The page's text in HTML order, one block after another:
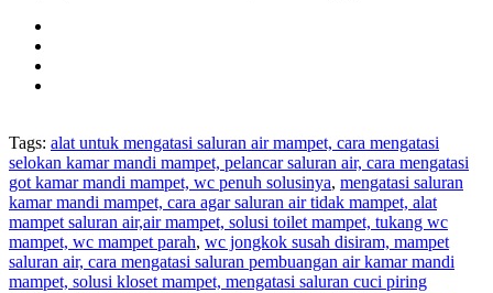
Tags: alat untuk mengatasi saluran air mampet, cara mengatasi
selokan kamar mandi mampet, pelancar saluran air, cara mengatasi
got kamar mandi mampet, wc penuh solusinya, mengatasi saluran
kamar mandi mampet, cara agar saluran air tidak mampet, alat
mampet saluran air,air mampet, solusi toilet mampet, tukang wc
mampet, wc mampet parah, wc jongkok susah disiram, mampet
saluran air, cara mengatasi saluran pembuangan air kamar mandi
mampet, solusi kloset mampet, mengatasi saluran cuci piring